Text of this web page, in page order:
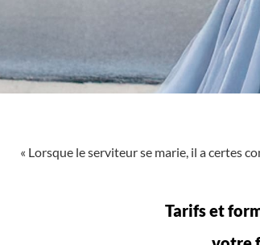
« Lorsque le serviteur se marie, il a certes
Tarifs et